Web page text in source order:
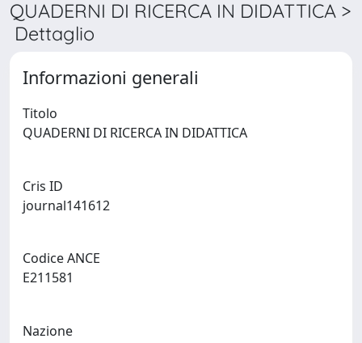
QUADERNI DI RICERCA IN DIDATTICA >
Dettaglio
Informazioni generali
Titolo
Cris ID
Codice ANCE
Nazione